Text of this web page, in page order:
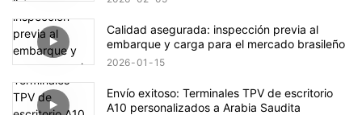
Calidad asegurada: inspección previa al
embarque y carga para el mercado brasileño
2026 01 15
Envío exitoso: Terminales TPV de escritorio
A10 personalizados a Arabia Saudita